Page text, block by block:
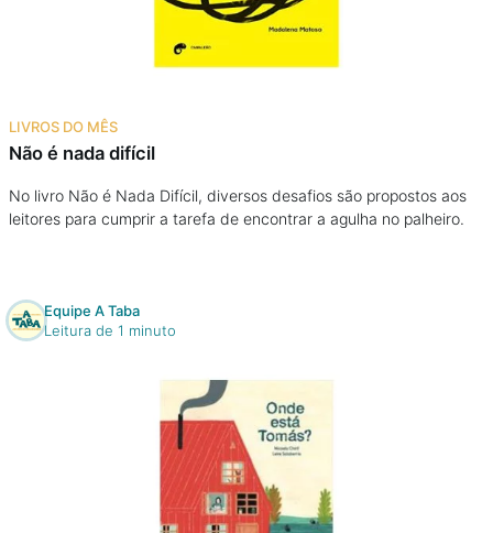
LIVROS DO MÊS
Não é nada difícil
No livro Não é Nada Difícil, diversos desafios são propostos aos
leitores para cumprir a tarefa de encontrar a agulha no palheiro.
Equipe A Taba
Leitura de 1 minuto